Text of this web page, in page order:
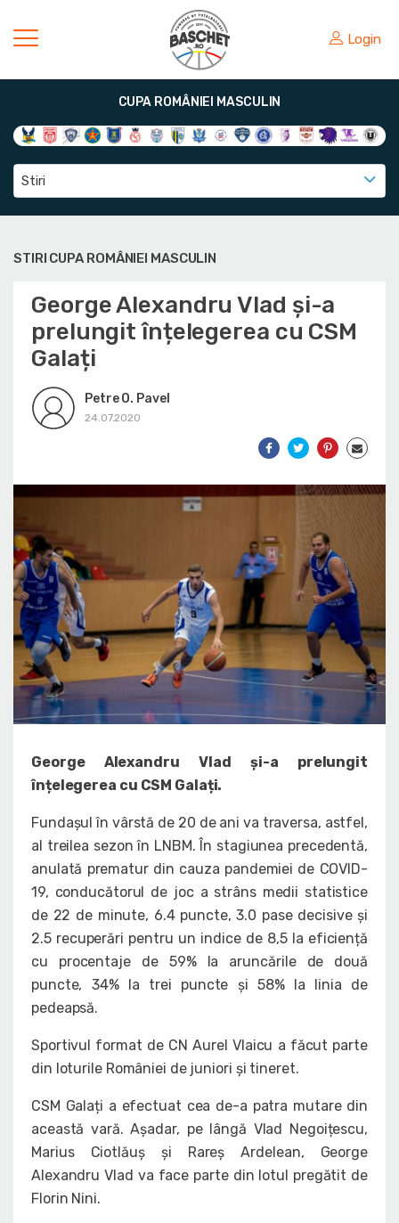
Login
CUPA ROMÂNIEI MASCULIN
Stiri
STIRI CUPA ROMÂNIEI MASCULIN
George Alexandru Vlad și-a
prelungit înțelegerea cu CSM
Galați
Petre O. Pavel
24.07.2020
George Alexandru Vlad și-a prelungit
înțelegerea cu CSM Galați.
Fundașul în vârstă de 20 de ani va traversa, astfel,
al treilea sezon în LNBM. În stagiunea precedentă,
anulată prematur din cauza pandemiei de COVID-
19, conducătorul de joc a strâns medii statistice
de 22 de minute, 6.4 puncte, 3.0 pase decisive și
2.5 recuperări pentru un indice de 8,5 la eficiență
cu procentaje de 59% la aruncările de două
puncte, 34% la trei puncte și 58% la linia de
pedeapsă.
Sportivul format de CN Aurel Vlaicu a făcut parte
din loturile României de juniori și tineret.
CSM Galați a efectuat cea de-a patra mutare din
această vară. Așadar, pe lângă Vlad Negoițescu,
Marius Ciotlăuș și Rareș Ardelean, George
Alexandru Vlad va face parte din lotul pregătit de
Florin Nini.